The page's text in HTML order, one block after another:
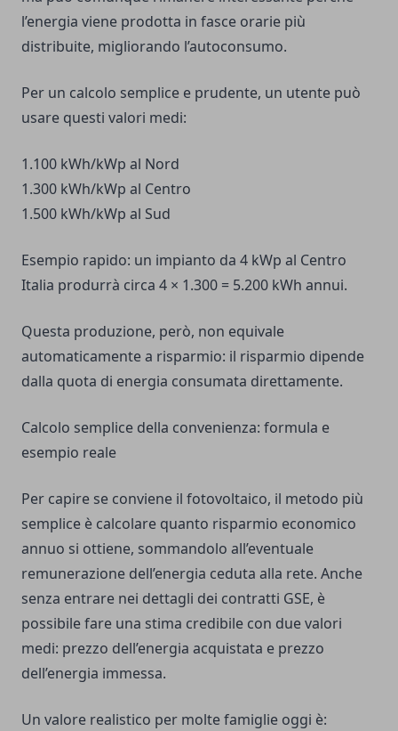
l’energia viene prodotta in fasce orarie più
distribuite, migliorando l’autoconsumo.
Per un calcolo semplice e prudente, un utente può
usare questi valori medi:
1.100 kWh/kWp al Nord
1.300 kWh/kWp al Centro
1.500 kWh/kWp al Sud
Esempio rapido: un impianto da 4 kWp al Centro
Italia produrrà circa 4 × 1.300 = 5.200 kWh annui.
Questa produzione, però, non equivale
automaticamente a risparmio: il risparmio dipende
dalla quota di energia consumata direttamente.
Calcolo semplice della convenienza: formula e
esempio reale
Per capire se conviene il fotovoltaico, il metodo più
semplice è calcolare quanto risparmio economico
annuo si ottiene, sommandolo all’eventuale
remunerazione dell’energia ceduta alla rete. Anche
senza entrare nei dettagli dei contratti GSE, è
possibile fare una stima credibile con due valori
medi: prezzo dell’energia acquistata e prezzo
dell’energia immessa.
Un valore realistico per molte famiglie oggi è: